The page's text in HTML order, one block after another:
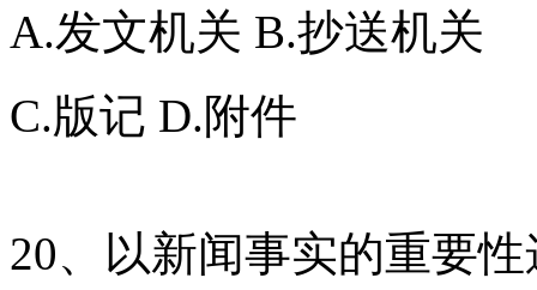
A.发文机关 B.抄送机关
C.版记 D.附件
20、以新闻事实的重要